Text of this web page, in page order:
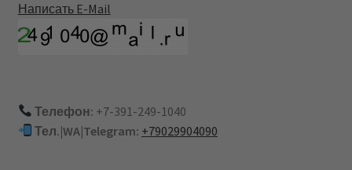
Написать E-Mail
Телефон: +7-391-249-1040
Тел.|WA|Telegram: +79029904090